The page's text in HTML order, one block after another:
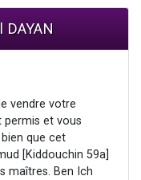
vendre votre
permis et vous
que cet
[Kiddouchin 59a]
maîtres. Ben Ich